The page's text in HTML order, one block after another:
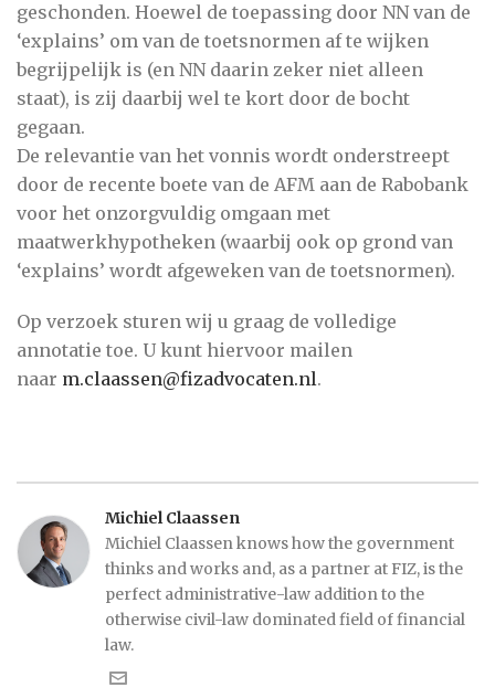
geschonden. Hoewel de toepassing door NN van de
‘explains’ om van de toetsnormen af te wijken
begrijpelijk is (en NN daarin zeker niet alleen
staat), is zij daarbij wel te kort door de bocht
gegaan.
De relevantie van het vonnis wordt onderstreept
door de recente boete van de AFM aan de Rabobank
voor het onzorgvuldig omgaan met
maatwerkhypotheken (waarbij ook op grond van
‘explains’ wordt afgeweken van de toetsnormen).
Op verzoek sturen wij u graag de volledige
annotatie toe. U kunt hiervoor mailen
naar m.claassen@fizadvocaten.nl.
Michiel Claassen
Michiel Claassen knows how the government
thinks and works and, as a partner at FIZ, is the
perfect administrative-law addition to the
otherwise civil-law dominated field of financial
law.